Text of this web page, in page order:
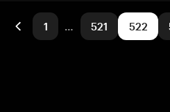
1 … 521 522